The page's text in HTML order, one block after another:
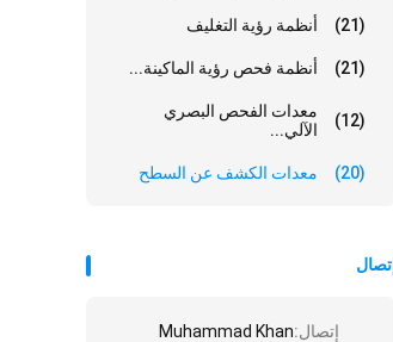
أنظمة رؤية التغليف (21)
أنظمة فحص رؤية الماكينة... (21)
معدات الفحص البصري
الآلي...
(12)
معدات الكشف عن السطح (20)
إتصال
إتصال:Muhammad Khan